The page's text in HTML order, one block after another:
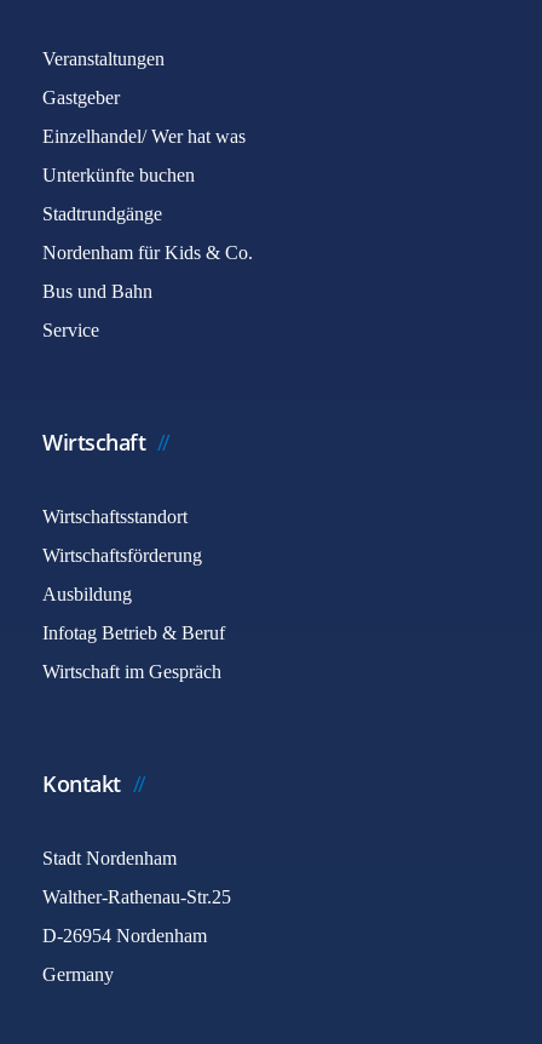
Veranstaltungen
Gastgeber
Einzelhandel/ Wer hat was
Unterkünfte buchen
Stadtrundgänge
Nordenham für Kids & Co.
Bus und Bahn
Service
Wirtschaft
Wirtschaftsstandort
Wirtschaftsförderung
Ausbildung
Infotag Betrieb & Beruf
Wirtschaft im Gespräch
Kontakt
Stadt Nordenham
Walther-Rathenau-Str.25
D-26954 Nordenham
Germany